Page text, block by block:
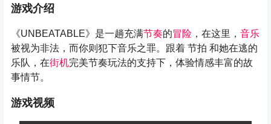
游戏介绍
《UNBEATABLE》是一趟充满节奏的冒险 ，在这里， 音乐
被视为非法，而你则犯下音乐之罪。跟着 节拍 和她在逃的
乐队，在街机完美节奏玩法的支持下，体验情感丰富的故
事情节。
游戏视频